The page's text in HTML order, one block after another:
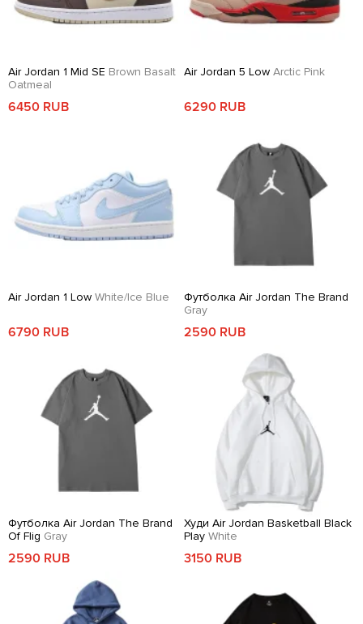
Air Jordan 1 Mid SE Brown Basalt
Oatmeal
6450 RUB
Air Jordan 5 Low Arctic Pink
6290 RUB
Air Jordan 1 Low White/Ice Blue
6790 RUB
Футболка Air Jordan The Brand
Gray
2590 RUB
Футболка Air Jordan The Brand
Of Flig Gray
2590 RUB
Худи Air Jordan Basketball Black
Play White
3150 RUB